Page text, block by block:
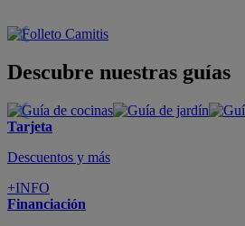
Descubre nuestras guías
Tarjeta
Descuentos y más
+INFO
Financiación